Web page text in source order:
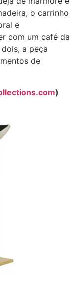
o carrinho
e
com um café da
a peça
de
)